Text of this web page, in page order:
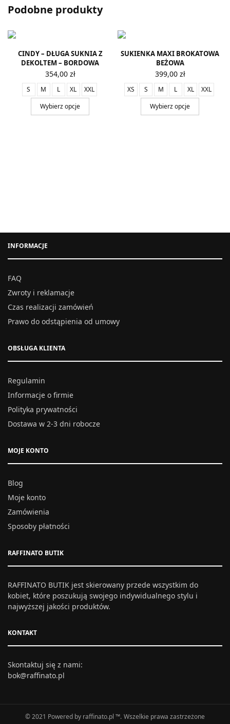
Podobne produkty
CINDY – DŁUGA SUKNIA Z
DEKOLTEM – BORDOWA
354,00 zł
S M L XL
XXL
Wybierz opcje
SUKIENKA MAXI BROKATOWA
BEŻOWA
399,00 zł
XS S M L XL
XXL
Wybierz opcje
INFORMACJE
FAQ
Zwroty i reklamacje
Czas realizacji zamówień
Prawo do odstąpienia od umowy
OBSŁUGA KLIENTA
Regulamin
Informacje o firmie
Polityka prywatności
Dostawa w 2-3 dni robocze
MOJE KONTO
Blog
Moje konto
Zamówienia
Sposoby płatności
RAFFINATO BUTIK
RAFFINATO BUTIK jest skierowany przede wszystkim do
kobiet, które poszukują swojego indywidualnego stylu i
najwyższej jakości produktów.
KONTAKT
Skontaktuj się z nami:
bok@raffinato.pl
© 2021 Powered by raffinato.pl ™. Wszelkie prawa zastrzeżone